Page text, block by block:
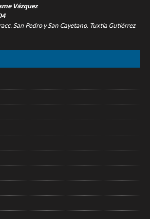
Vázquez
San Pedro y San Cayetano, Tuxtla Gutiérrez